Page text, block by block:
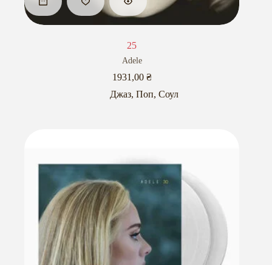
25
Adele
1931,00 ₴
Джаз, Поп, Соул